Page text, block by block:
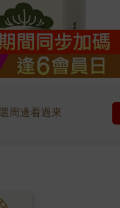
周邊看過來